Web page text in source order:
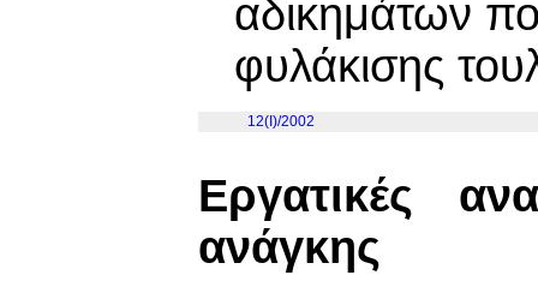
αδικημάτων
φυλάκισης
12(I)/2002
Εργατικές
ανάγκης